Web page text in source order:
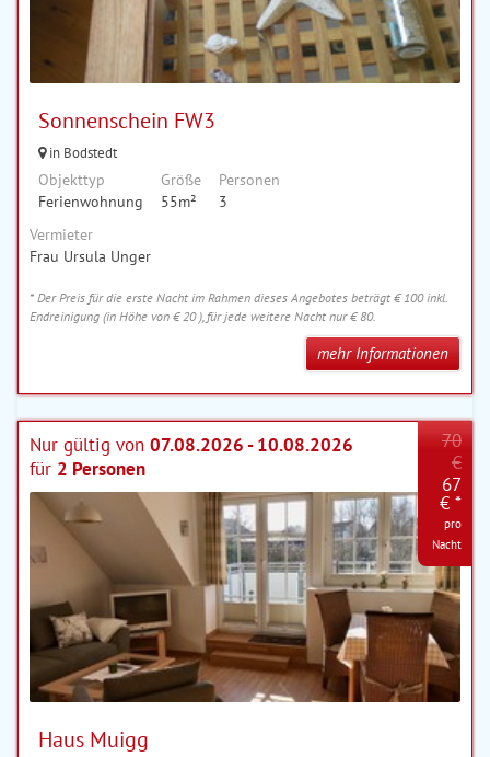
Sonnenschein FW3
in Bodstedt
Objekttyp
Ferienwohnung
Größe
55m²
Personen
3
Vermieter
Frau Ursula Unger
* Der Preis für die erste Nacht im Rahmen dieses Angebotes beträgt € 100 inkl.
Endreinigung (in Höhe von € 20 ), für jede weitere Nacht nur € 80.
mehr Informationen
Nur gültig von 07.08.2026 - 10.08.2026
für 2 Personen
Haus Muigg
70
€
67
€ *
pro
Nacht